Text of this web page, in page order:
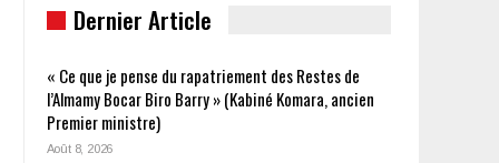
Dernier Article
« Ce que je pense du rapatriement des Restes de
l’Almamy Bocar Biro Barry » (Kabiné Komara, ancien
Premier ministre)
Août 8, 2026